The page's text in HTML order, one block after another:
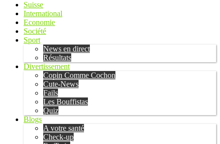
Suisse
International
Economie
Société
Sport
News en direct
Résultats
Divertissement
Copin Comme Cochon
Cute-News
Fails
Les Bouffistas
Quiz
Blogs
A votre santé
Check-up